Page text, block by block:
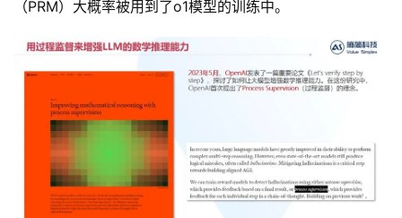
（PRM）大概率被用到了o1模型的训练中。